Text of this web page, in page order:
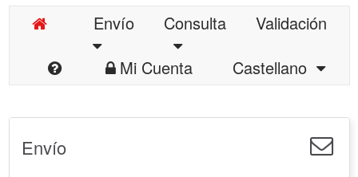
Envío Consulta
Validación
Mi Cuenta
Castellano
Envío